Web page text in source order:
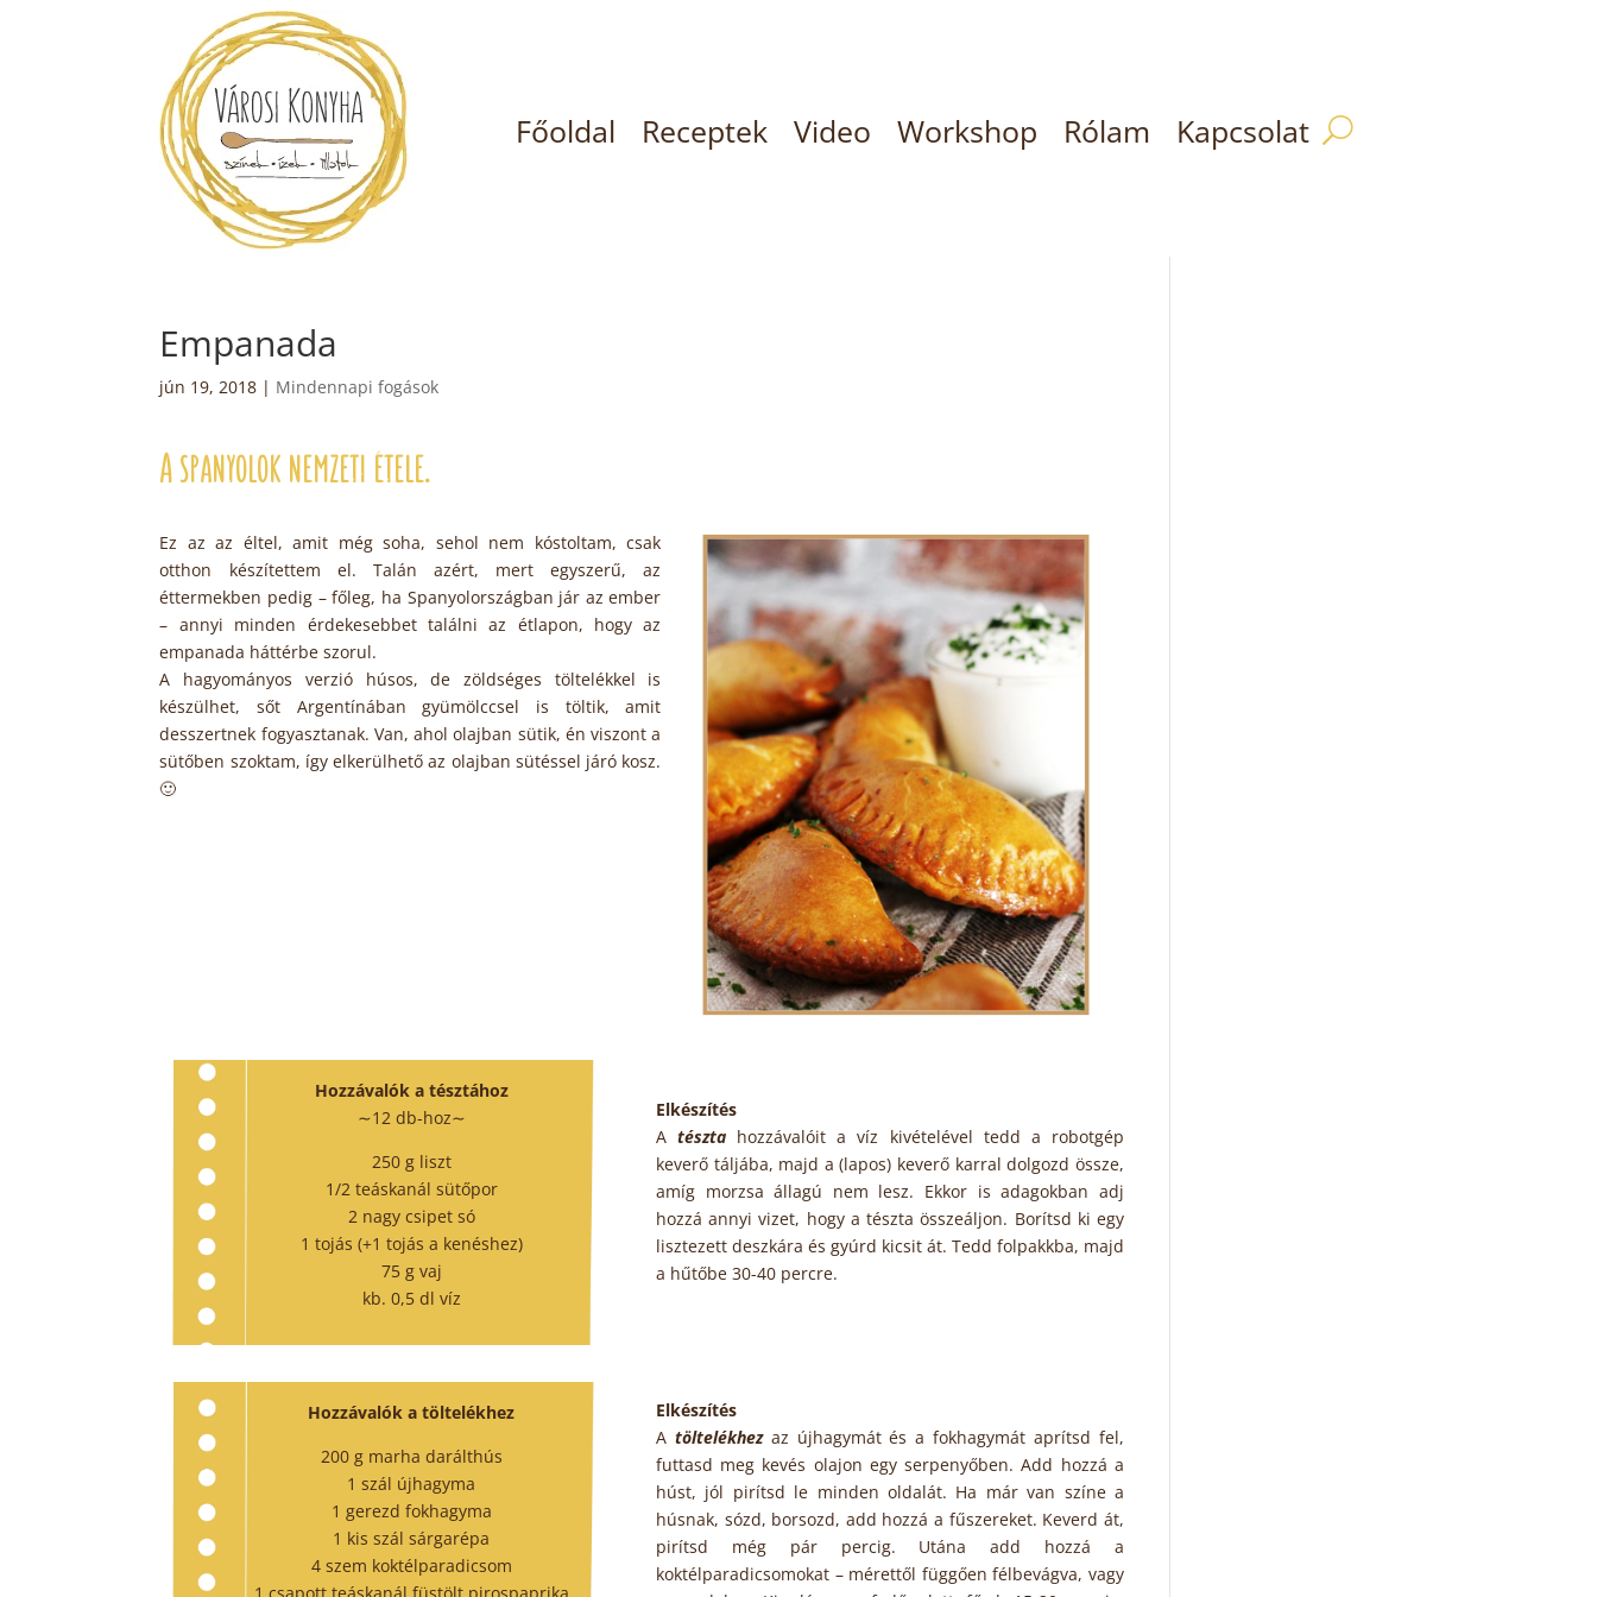
Főoldal Receptek Video Workshop Rólam Kapcsolat
Empanada
jún 19, 2018 | Mindennapi fogások
A spanyolok nemzeti étele.
Ez az az éltel, amit még soha, sehol nem kóstoltam, csak
otthon készítettem el. Talán azért, mert egyszerű, az
éttermekben pedig – főleg, ha Spanyolországban jár az ember
– annyi minden érdekesebbet találni az étlapon, hogy az
empanada háttérbe szorul.
A hagyományos verzió húsos, de zöldséges töltelékkel is
készülhet, sőt Argentínában gyümölccsel is töltik, amit
desszertnek fogyasztanak. Van, ahol olajban sütik, én viszont a
sütőben szoktam, így elkerülhető az olajban sütéssel járó kosz.
🙂
Hozzávalók a tésztához
∼12 db-hoz∼
250 g liszt
1/2 teáskanál sütőpor
2 nagy csipet só
1 tojás (+1 tojás a kenéshez)
75 g vaj
kb. 0,5 dl víz
Elkészítés
Atészta hozzávalóit a víz kivételével tedd a robotgép
keverő táljába, majd a (lapos) keverő karral dolgozd össze,
amíg morzsa állagú nem lesz. Ekkor is adagokban adj
hozzá annyi vizet, hogy a tészta összeáljon. Borítsd ki egy
lisztezett deszkára és gyúrd kicsit át. Tedd folpakkba, majd
a hűtőbe 30-40 percre.
Hozzávalók a töltelékhez
200 g marha darálthús
1 szál újhagyma
1 gerezd fokhagyma
1 kis szál sárgarépa
4 szem koktélparadicsom
Elkészítés
A töltelékhezaz újhagymát és a fokhagymát aprítsd fel,
futtasd meg kevés olajon egy serpenyőben. Add hozzá a
húst, jól pirítsd le minden oldalát. Ha már van színe a
húsnak, sózd, borsozd, add hozzá a fűszereket. Keverd át,
pirítsd még pár percig. Utána add hozzá a
koktélparadicsomokat – mérettől függően félbevágva, vagy